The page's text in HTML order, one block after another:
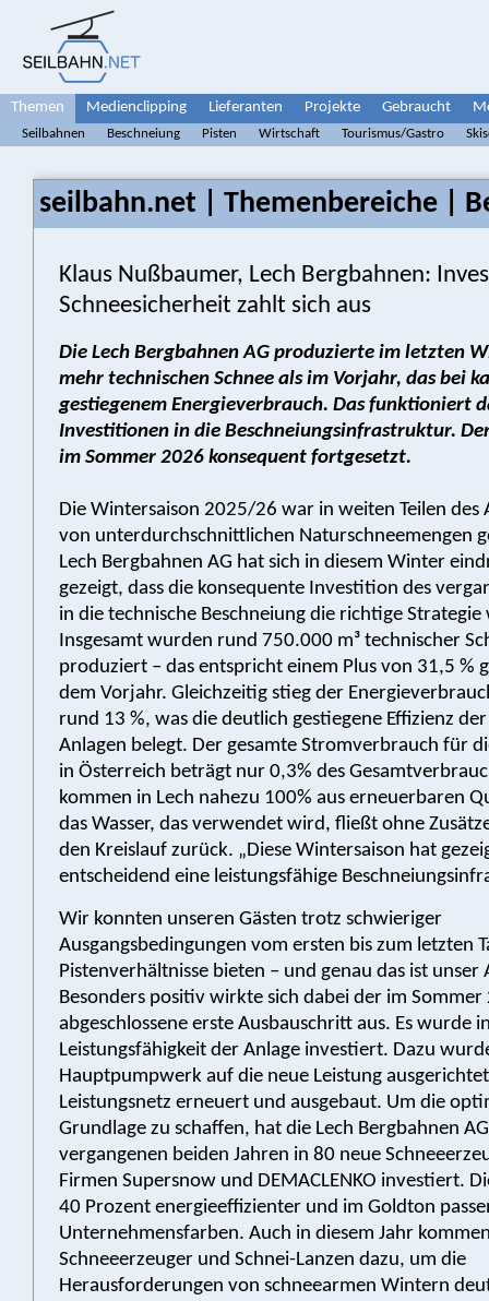
Themen Medienclipping Lieferanten Projekte Gebraucht
Seilbahnen Beschneiung Pisten Wirtschaft Tourismus/Gastro
seilbahn.net | Themenbereiche |
Klaus Nußbaumer, Lech Bergbahnen:
Schneesicherheit zahlt sich aus
Die Lech Bergbahnen AG produzierte im letzten
mehr technischen Schnee als im Vorjahr, das bei
gestiegenem Energieverbrauch. Das funktioniert
Investitionen in die Beschneiungsinfrastruktur.
im Sommer 2026 konsequent fortgesetzt.
Die Wintersaison 2025/26 war in weiten Teilen des
von unterdurchschnittlichen Naturschneemengen
Lech Bergbahnen AG hat sich in diesem Winter
gezeigt, dass die konsequente Investition des
in die technische Beschneiung die richtige Strategie
Insgesamt wurden rund 750.000 m³ technischer
produziert – das entspricht einem Plus von 31,5 %
dem Vorjahr. Gleichzeitig stieg der
rund 13 %, was die deutlich gestiegene Effizienz
Anlagen belegt. Der gesamte Stromverbrauch für
in Österreich beträgt nur 0,3% des
kommen in Lech nahezu 100% aus erneuerbaren
das Wasser, das verwendet wird, fließt ohne
den Kreislauf zurück. „Diese Wintersaison hat
entscheidend eine leistungsfähige
Wir konnten unseren Gästen trotz schwieriger
Ausgangsbedingungen vom ersten bis zum letzten
Pistenverhältnisse bieten – und genau das ist unser
Besonders positiv wirkte sich dabei der im Sommer
abgeschlossene erste Ausbauschritt aus. Es wurde
Leistungsfähigkeit der Anlage investiert. Dazu
Hauptpumpwerk auf die neue Leistung
Leistungsnetz erneuert und ausgebaut. Um die
Grundlage zu schaffen, hat die Lech Bergbahnen
vergangenen beiden Jahren in 80 neue
Firmen Supersnow und DEMACLENKO investiert.
40 Prozent energieeffizienter und im Goldton
Unternehmensfarben. Auch in diesem Jahr
Schneeerzeuger und Schnei-Lanzen dazu, um die
Herausforderungen von schneearmen Wintern